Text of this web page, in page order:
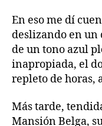
En eso me dí
deslizando en un
de un tono azul
inapropiada, el
repleto de horas,
Más tarde,
Mansión Belga,